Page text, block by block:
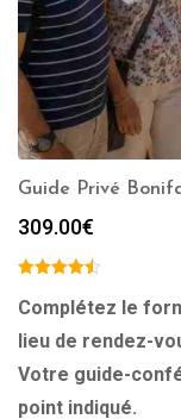
Guide Privé
309.00€
Complétez le
lieu de rendez-
Votre guide-
point indiqué.